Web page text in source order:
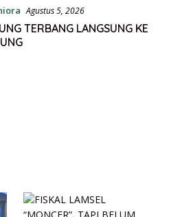
Agustus 5, 2026
TERBANG LANGSUNG KE